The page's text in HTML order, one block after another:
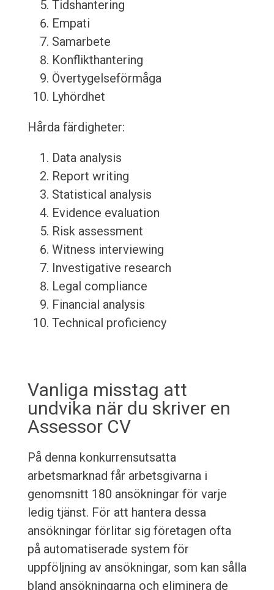
Tidshantering
Empati
Samarbete
Konflikthantering
Övertygelseförmåga
Lyhördhet
Hårda färdigheter:
Data analysis
Report writing
Statistical analysis
Evidence evaluation
Risk assessment
Witness interviewing
Investigative research
Legal compliance
Financial analysis
Technical proficiency
Vanliga misstag att
undvika när du skriver en
Assessor CV
På denna konkurrensutsatta
arbetsmarknad får arbetsgivarna i
genomsnitt 180 ansökningar för varje
ledig tjänst. För att hantera dessa
ansökningar förlitar sig företagen ofta
på automatiserade system för
uppföljning av ansökningar, som kan sålla
bland ansökningarna och eliminera de